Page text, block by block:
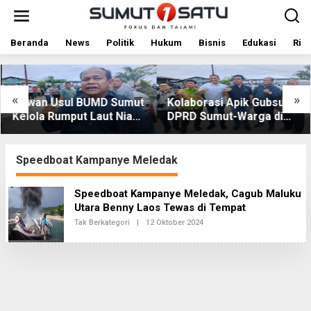
t
i
k
o
n
Beranda News Politik Hukum Bisnis Edukasi
« »
Dewan Usul BUMD Sumut
Kelola Rumput Laut Nias
Utara dari Hulu ke Hilir
Kolaborasi Apik Gubsu-
DPRD Sumut-Warga di
Nias Utara: Jalan Rusak
Diperbaiki
Speedboat Kampanye Meledak
Speedboat Kampanye Meledak, Cagub Maluku
Utara Benny Laos Tewas di Tempat
Tak Berkategori | 12 Oktober 2024O
E